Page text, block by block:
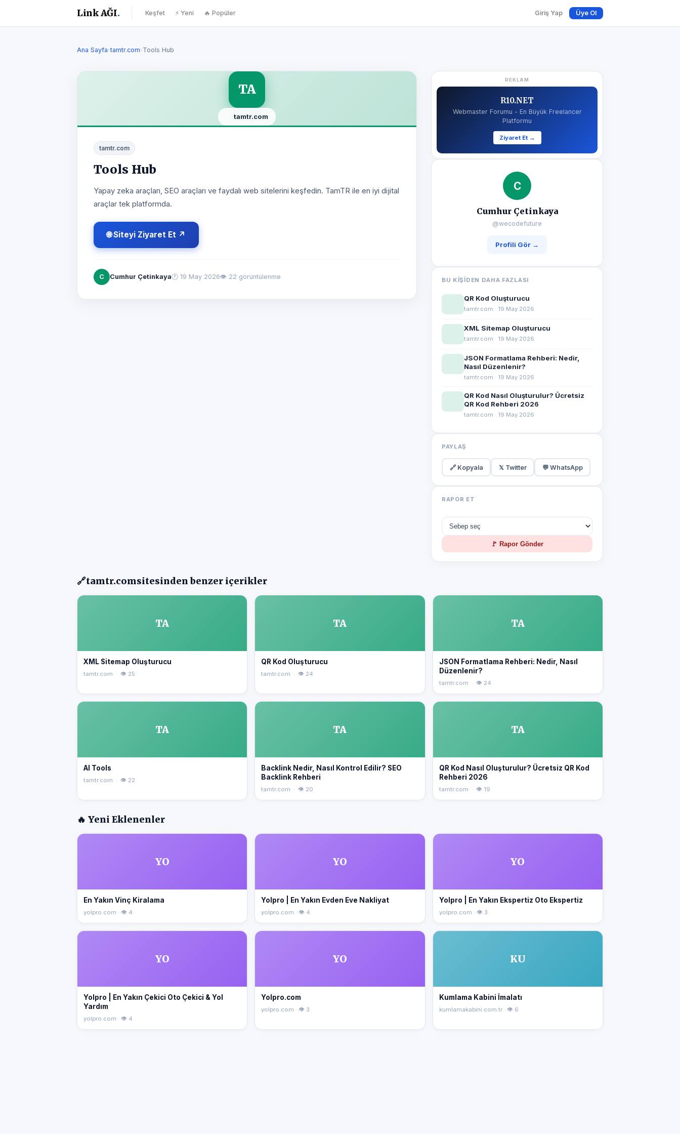
Link AĞI. Keşfet ⚡ Yeni 🔥 Popüler Giriş Yap Üye Ol
Ana Sayfa›tamtr.com›Tools Hub
TA
tamtr.com
tamtr.com
Tools Hub
Yapay zeka araçları, SEO araçları ve faydalı web sitelerini keşfedin. TamTR ile en iyi dijital
araçlar tek platformda.
🌐 Siteyi Ziyaret Et ↗
C Cumhur Çetinkaya🕐 19 May 2026👁 22 görüntülenme
REKLAM
R10.NET
Webmaster Forumu - En Büyük Freelancer
Platformu
Ziyaret Et →
C
Cumhur Çetinkaya
@wecodefuture
Profili Gör →
BU KIŞIDEN DAHA FAZLASI
QR Kod Oluşturucu
tamtr.com · 19 May 2026
XML Sitemap Oluşturucu
tamtr.com · 19 May 2026
JSON Formatlama Rehberi: Nedir,
Nasıl Düzenlenir?
tamtr.com · 19 May 2026
QR Kod Nasıl Oluşturulur? Ücretsiz
QR Kod Rehberi 2026
tamtr.com · 19 May 2026
PAYLAŞ
🔗 Kopyala 𝕏 Twitter 💬 WhatsApp
RAPOR ET
🚩 Rapor Gönder
🔗tamtr.comsitesinden benzer içerikler
TA
XML Sitemap Oluşturucu
tamtr.com · 👁 25
TA
QR Kod Oluşturucu
tamtr.com · 👁 24
TA
JSON Formatlama Rehberi: Nedir, Nasıl
Düzenlenir?
tamtr.com · 👁 24
TA
AI Tools
tamtr.com · 👁 22
TA
Backlink Nedir, Nasıl Kontrol Edilir? SEO
Backlink Rehberi
tamtr.com · 👁 20
TA
QR Kod Nasıl Oluşturulur? Ücretsiz QR Kod
Rehberi 2026
tamtr.com · 👁 19
🔥 Yeni Eklenenler
YO
En Yakın Vinç Kiralama
yolpro.com · 👁 4
YO
Yolpro | En Yakın Evden Eve Nakliyat
yolpro.com · 👁 4
YO
Yolpro | En Yakın Ekspertiz Oto Ekspertiz
yolpro.com · 👁 3
YO
Yolpro | En Yakın Çekici Oto Çekici & Yol
Yardım
yolpro.com · 👁 4
YO
Yolpro.com
yolpro.com · 👁 3
KU
Kumlama Kabini İmalatı
kumlamakabini.com.tr · 👁 6